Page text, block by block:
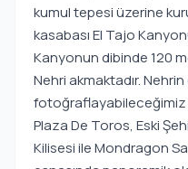
kumul tepesi üzerine
kasabası El Tajo
Kanyonun dibinde 120
Nehri akmaktadır.
fotoğraflayabileceğimiz
Plaza De Toros, Eski
Kilisesi ile Mondragon